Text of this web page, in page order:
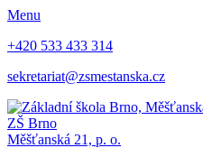
Menu
+420 533 433 314
sekretariat@zsmestanska.cz
ZŠ Brno
Měšťanská 21, p. o.